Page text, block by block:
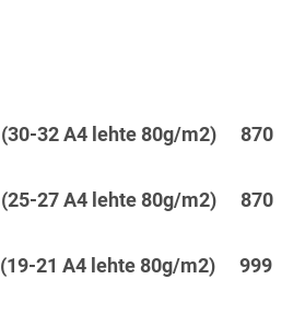
A4 lehte 80g/m2) 870
A4 lehte 80g/m2) 870
21 A4 lehte 80g/m2) 999